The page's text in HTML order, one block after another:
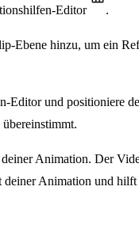
Editor .
Ebene hinzu, um ein
Editor und positioniere
Animation. Der
Animation und